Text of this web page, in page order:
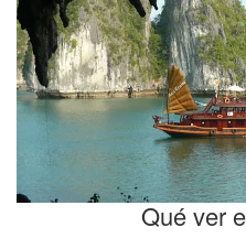
Qué ver